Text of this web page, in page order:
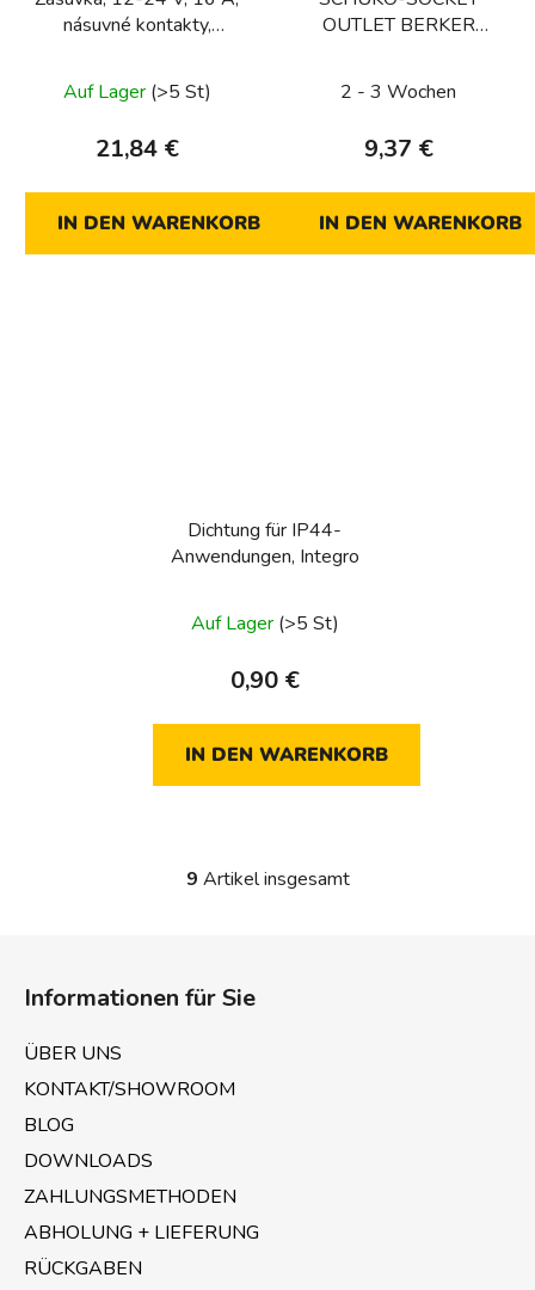
násuvné kontakty,
Auf Lager (>5 St)
21,84 €
IN DEN WARENKORB
OUTLET BERKER
2 - 3 Wochen
9,37 €
IN DEN WARENKORB
Dichtung für IP44-
Anwendungen, Integro
Auf Lager (>5 St)
0,90 €
IN DEN WARENKORB
S
9 Artikel insgesamt
Informationen für Sie
ÜBER UNS
KONTAKT/SHOWROOM
BLOG
DOWNLOADS
ZAHLUNGSMETHODEN
ABHOLUNG + LIEFERUNG
RÜCKGABEN